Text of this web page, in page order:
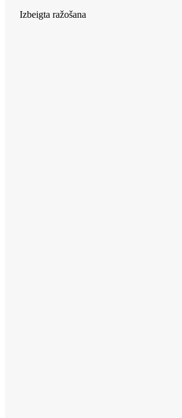
Izbeigta ražošana